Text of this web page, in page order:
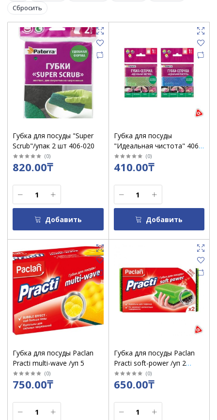
Сбросить
Губка для посуды "Super
Scrub"/упак 2 шт 406-020
(0)
820.00₸
Добавить
Губка для посуды
"Идеальная чистота" 406-
170
(0)
410.00₸
Добавить
Губка для посуды Paclan
Practi multi-wave /уп 5
(0)
750.00₸
Губка для посуды Paclan
Practi soft-power /уп 2
/5603
(0)
650.00₸